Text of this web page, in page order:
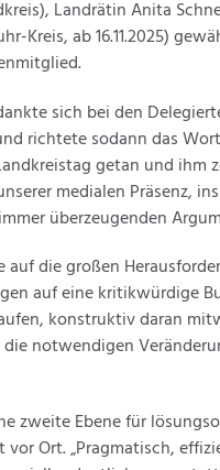
Landrätin Anita
Kreis, ab 16.11.2025)
sich bei den
richtete sodann das
getan und ihm
medialen Präsenz,
überzeugenden
die großen
auf eine kritikwürdige
konstruktiv daran
notwendigen
zweite Ebene für
Ort. „Pragmatisch,